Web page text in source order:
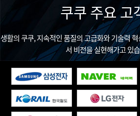
쿠쿠 주요 고
생활의 쿠쿠, 지속적인 품질의 고급화와 기술력
서 비전을 실현해가고 있